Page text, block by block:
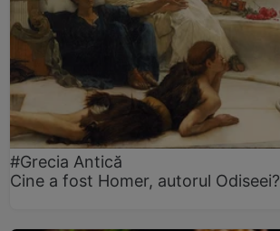
#Grecia Antică
Cine a fost Homer, autorul Odiseei?